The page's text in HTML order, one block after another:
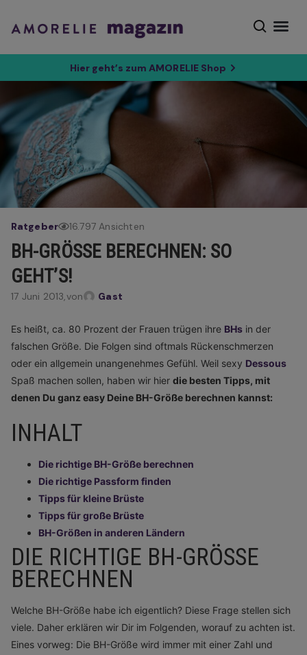
Hier geht’s zum AMORELIE Shop
Ratgeber 16.797 Ansichten
BH-GRÖSSE BERECHNEN: SO G
EHT’S!
17 Juni 2013,von Gast
Es heißt, ca. 80 Prozent der Frauen trügen ihre BHs in der
falschen Größe. Die Folgen sind oftmals Rückenschmerzen
oder ein allgemein unangenehmes Gefühl. Weil sexy Dessous
Spaß machen sollen, haben wir hier die besten Tipps, mit
denen Du ganz easy Deine BH-Größe berechnen kannst:
INHALT
Die richtige BH-Größe berechnen
Die richtige Passform finden
Tipps für kleine Brüste
Tipps für große Brüste
BH-Größen in anderen Ländern
DIE RICHTIGE BH-GRÖSSE B
ERECHNEN
Welche BH-Größe habe ich eigentlich? Diese Frage stellen sich
viele. Daher erklären wir Dir im Folgenden, worauf zu achten ist.
Eines vorweg: Die BH-Größe wird immer mit einer Zahl und